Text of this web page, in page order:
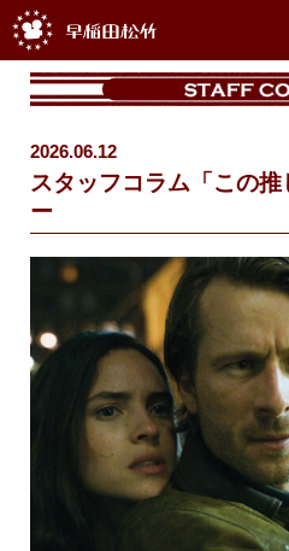
2026.06.12
スタッフコラム「この
ー